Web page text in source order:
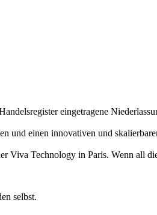
eingetragene
und einen innovativen und
Viva Technology in Paris. Wenn all
selbst.